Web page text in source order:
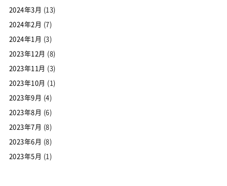
2024年3月 (13)
2024年2月 (7)
2024年1月 (3)
2023年12月 (8)
2023年11月 (3)
2023年10月 (1)
2023年9月 (4)
2023年8月 (6)
2023年7月 (8)
2023年6月 (8)
2023年5月 (1)